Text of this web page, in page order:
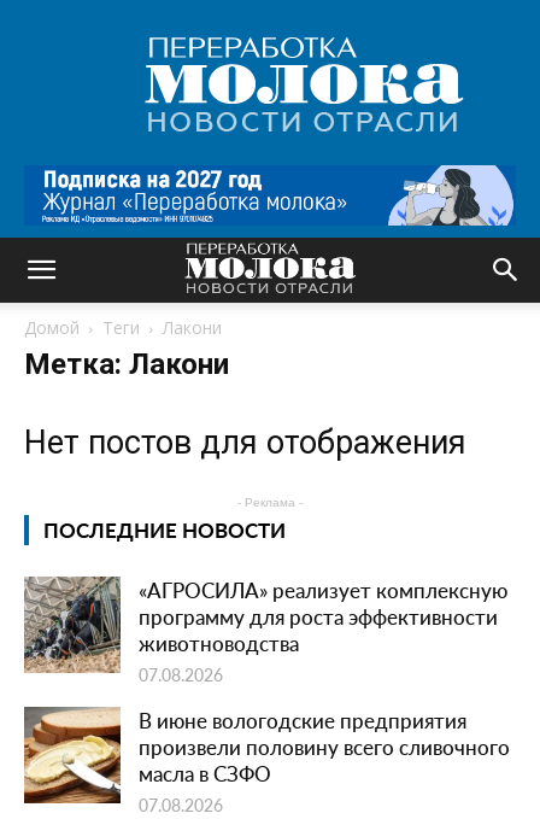
Переработка
молока
|
Новости
Домой Теги Лакони
Метка: Лакони
Нет постов для отображения
- Реклама -
ПОСЛЕДНИЕ НОВОСТИ
«АГРОСИЛА» реализует комплексную
программу для роста эффективности
животноводства
07.08.2026
В июне вологодские предприятия
произвели половину всего сливочного
масла в СЗФО
07.08.2026